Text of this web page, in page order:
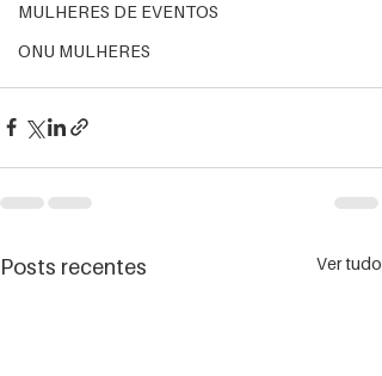
MULHERES DE EVENTOS
ONU MULHERES
Posts recentes Ver tudo